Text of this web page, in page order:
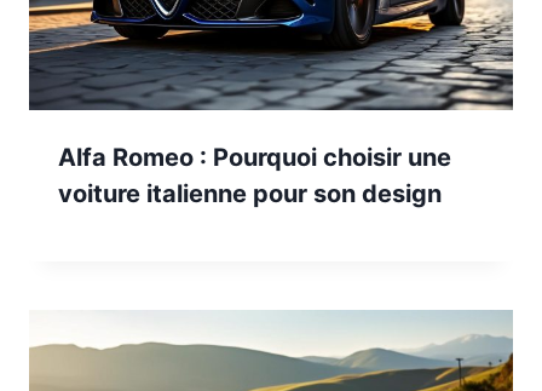
Alfa Romeo : Pourquoi choisir une
voiture italienne pour son design